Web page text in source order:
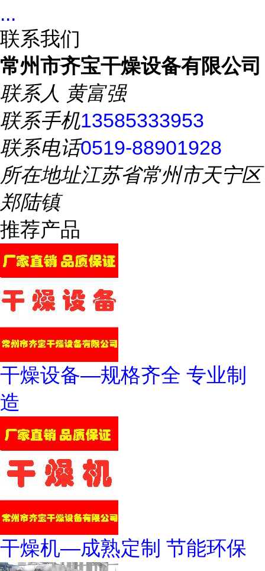
...
联系我们
常州市齐宝干燥设备有限公司
联系人 黄富强
联系手机13585333953
联系电话0519-88901928
所在地址江苏省常州市天宁区
郑陆镇
推荐产品
干燥设备—规格齐全 专业制
造
干燥机—成熟定制 节能环保